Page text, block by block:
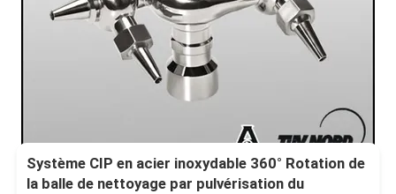
Système CIP en acier inoxydable 360° Rotation de
la balle de nettoyage par pulvérisation du